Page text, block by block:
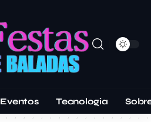
Eventos Tecnologia